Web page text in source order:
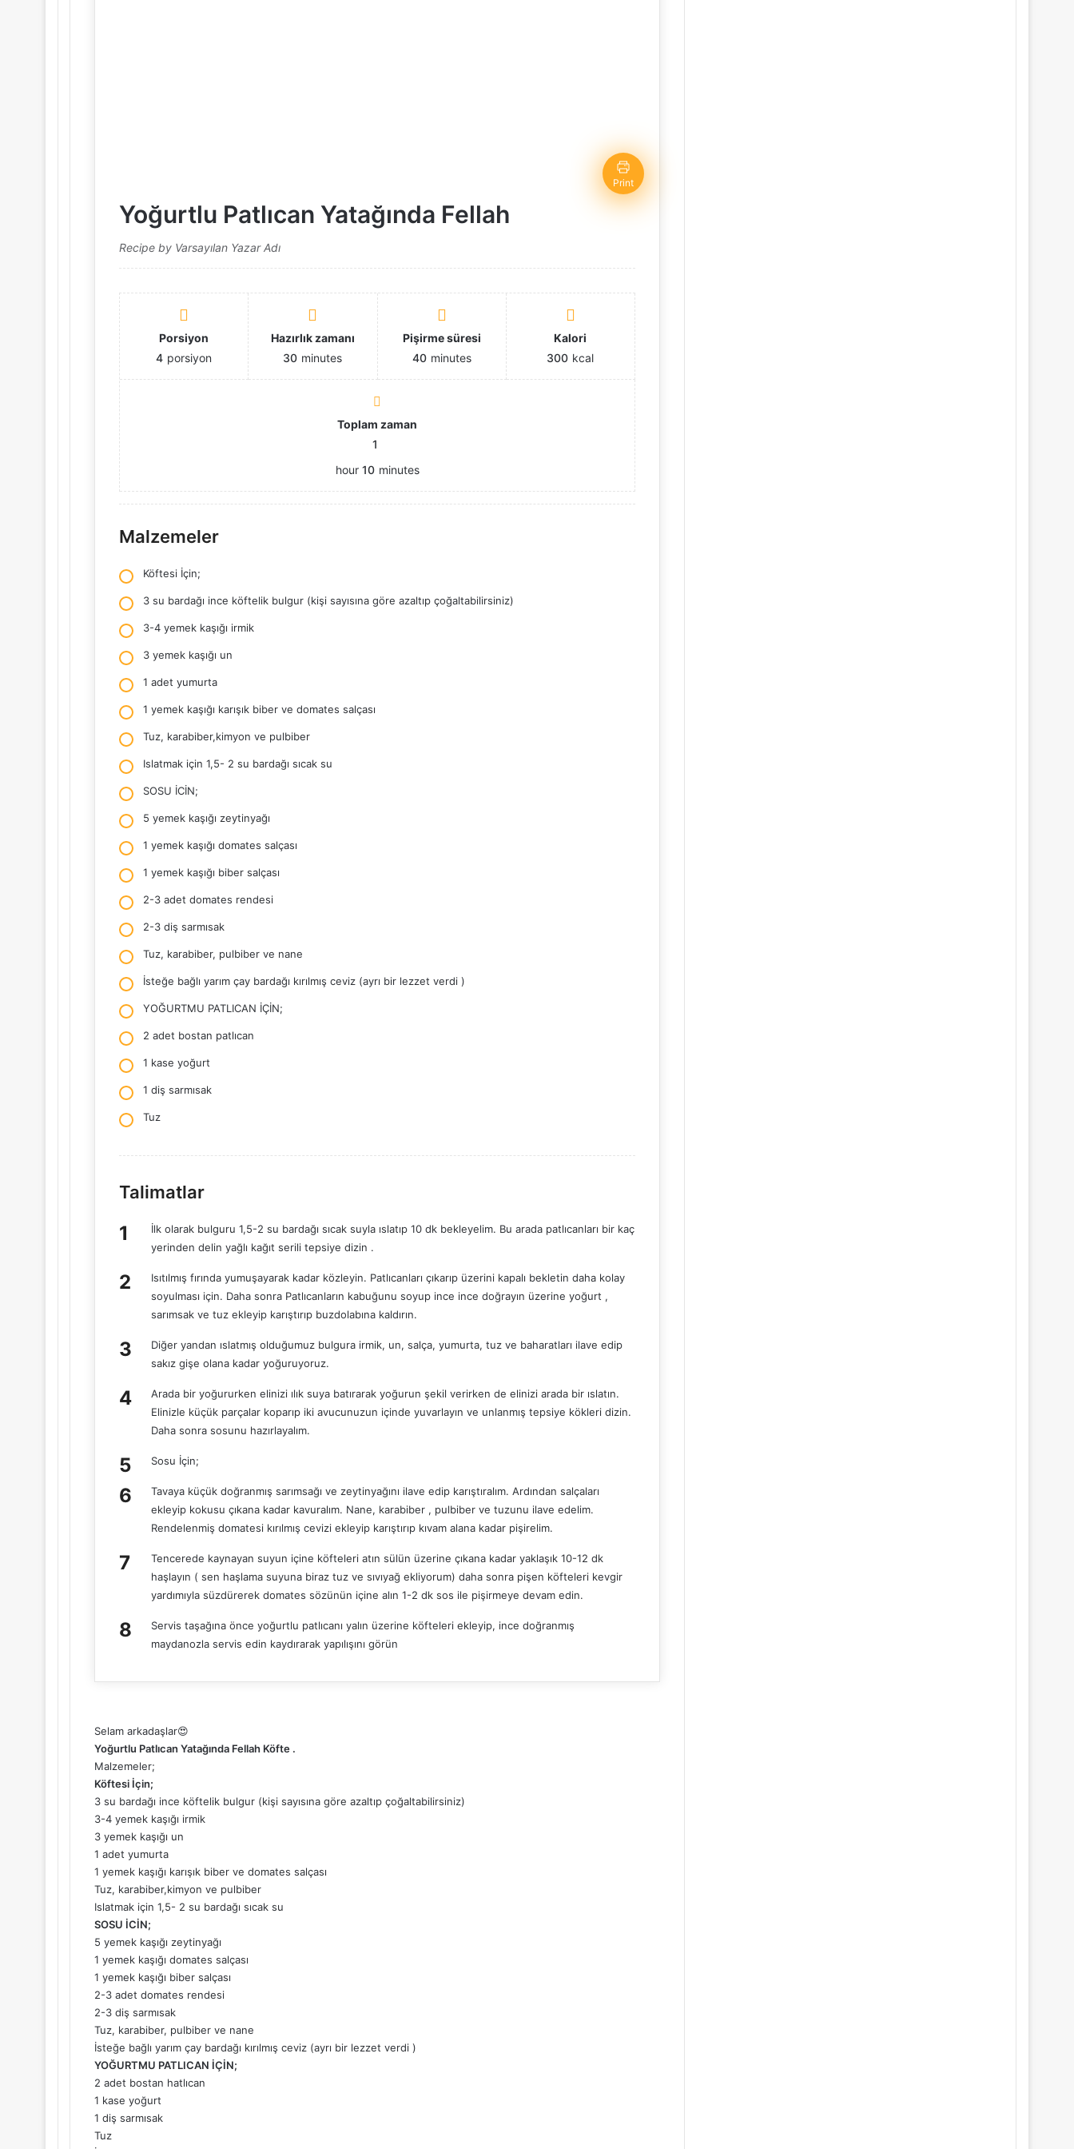
Print
Yoğurtlu Patlıcan Yatağında Fellah
Recipe by Varsayılan Yazar Adı
Porsiyon
4 porsiyon
Hazırlık zamanı
30 minutes
Pişirme süresi
40 minutes
Kalori
300 kcal
Toplam zaman
1
hour 10 minutes
Malzemeler
Köftesi İçin;
3 su bardağı ince köftelik bulgur (kişi sayısına göre azaltıp çoğaltabilirsiniz)
3-4 yemek kaşığı irmik
3 yemek kaşığı un
1 adet yumurta
1 yemek kaşığı karışık biber ve domates salçası
Tuz, karabiber,kimyon ve pulbiber
Islatmak için 1,5- 2 su bardağı sıcak su
SOSU İCİN;
5 yemek kaşığı zeytinyağı
1 yemek kaşığı domates salçası
1 yemek kaşığı biber salçası
2-3 adet domates rendesi
2-3 diş sarmısak
Tuz, karabiber, pulbiber ve nane
İsteğe bağlı yarım çay bardağı kırılmış ceviz (ayrı bir lezzet verdi )
YOĞURTMU PATLICAN İÇİN;
2 adet bostan patlıcan
1 kase yoğurt
1 diş sarmısak
Tuz
Talimatlar
İlk olarak bulguru 1,5-2 su bardağı sıcak suyla ıslatıp 10 dk bekleyelim. Bu arada patlıcanları bir kaç
yerinden delin yağlı kağıt serili tepsiye dizin .
Isıtılmış fırında yumuşayarak kadar közleyin. Patlıcanları çıkarıp üzerini kapalı bekletin daha kolay
soyulması için. Daha sonra Patlıcanların kabuğunu soyup ince ince doğrayın üzerine yoğurt ,
sarımsak ve tuz ekleyip karıştırıp buzdolabına kaldırın.
Diğer yandan ıslatmış olduğumuz bulgura irmik, un, salça, yumurta, tuz ve baharatları ilave edip
sakız gişe olana kadar yoğuruyoruz.
Arada bir yoğururken elinizi ılık suya batırarak yoğurun şekil verirken de elinizi arada bir ıslatın.
Elinizle küçük parçalar koparıp iki avucunuzun içinde yuvarlayın ve unlanmış tepsiye kökleri dizin.
Daha sonra sosunu hazırlayalım.
Sosu İçin;
Tavaya küçük doğranmış sarımsağı ve zeytinyağını ilave edip karıştıralım. Ardından salçaları
ekleyip kokusu çıkana kadar kavuralım. Nane, karabiber , pulbiber ve tuzunu ilave edelim.
Rendelenmiş domatesi kırılmış cevizi ekleyip karıştırıp kıvam alana kadar pişirelim.
Tencerede kaynayan suyun içine köfteleri atın sülün üzerine çıkana kadar yaklaşık 10-12 dk
haşlayın ( sen haşlama suyuna biraz tuz ve sıvıyağ ekliyorum) daha sonra pişen köfteleri kevgir
yardımıyla süzdürerek domates sözünün içine alın 1-2 dk sos ile pişirmeye devam edin.
Servis taşağına önce yoğurtlu patlıcanı yalın üzerine köfteleri ekleyip, ince doğranmış
maydanozla servis edin kaydırarak yapılışını görün
Selam arkadaşlar😍
Yoğurtlu Patlıcan Yatağında Fellah Köfte .
Malzemeler;
Köftesi İçin;
3 su bardağı ince köftelik bulgur (kişi sayısına göre azaltıp çoğaltabilirsiniz)
3-4 yemek kaşığı irmik
3 yemek kaşığı un
1 adet yumurta
1 yemek kaşığı karışık biber ve domates salçası
Tuz, karabiber,kimyon ve pulbiber
Islatmak için 1,5- 2 su bardağı sıcak su
SOSU İCİN;
5 yemek kaşığı zeytinyağı
1 yemek kaşığı domates salçası
1 yemek kaşığı biber salçası
2-3 adet domates rendesi
2-3 diş sarmısak
Tuz, karabiber, pulbiber ve nane
İsteğe bağlı yarım çay bardağı kırılmış ceviz (ayrı bir lezzet verdi )
YOĞURTMU PATLICAN İÇİN;
2 adet bostan hatlıcan
1 kase yoğurt
1 diş sarmısak
Tuz